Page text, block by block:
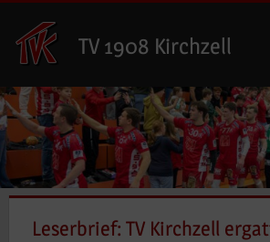
Inhalt
springen
TV 1908 Kirchzell
Leserbrief: TV Kirchzell